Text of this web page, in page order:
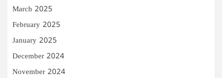
March 2025
February 2025
January 2025
December 2024
November 2024